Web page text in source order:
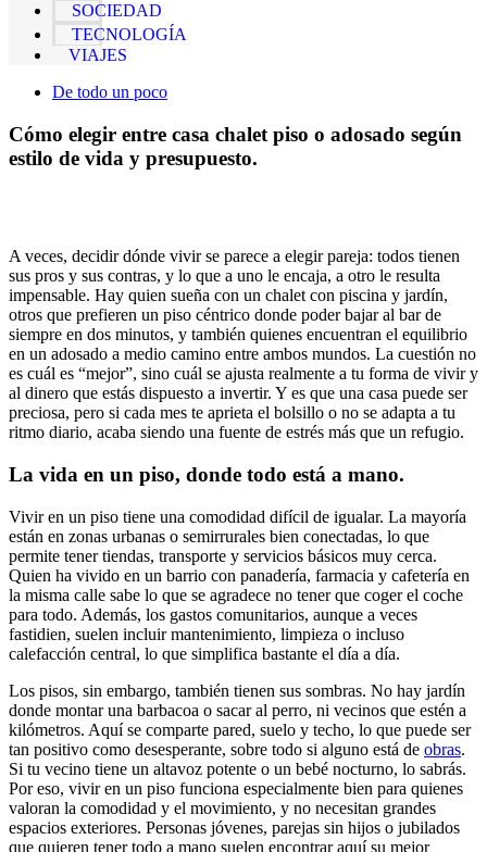
SOCIEDAD
TECNOLOGÍA
VIAJES
De todo un poco
Cómo elegir entre casa chalet piso o adosado según
estilo de vida y presupuesto.
A veces, decidir dónde vivir se parece a elegir pareja: todos tienen
sus pros y sus contras, y lo que a uno le encaja, a otro le resulta
impensable. Hay quien sueña con un chalet con piscina y jardín,
otros que prefieren un piso céntrico donde poder bajar al bar de
siempre en dos minutos, y también quienes encuentran el equilibrio
en un adosado a medio camino entre ambos mundos. La cuestión no
es cuál es “mejor”, sino cuál se ajusta realmente a tu forma de vivir y
al dinero que estás dispuesto a invertir. Y es que una casa puede ser
preciosa, pero si cada mes te aprieta el bolsillo o no se adapta a tu
ritmo diario, acaba siendo una fuente de estrés más que un refugio.
La vida en un piso, donde todo está a mano.
Vivir en un piso tiene una comodidad difícil de igualar. La mayoría
están en zonas urbanas o semirrurales bien conectadas, lo que
permite tener tiendas, transporte y servicios básicos muy cerca.
Quien ha vivido en un barrio con panadería, farmacia y cafetería en
la misma calle sabe lo que se agradece no tener que coger el coche
para todo. Además, los gastos comunitarios, aunque a veces
fastidien, suelen incluir mantenimiento, limpieza o incluso
calefacción central, lo que simplifica bastante el día a día.
Los pisos, sin embargo, también tienen sus sombras. No hay jardín
donde montar una barbacoa o sacar al perro, ni vecinos que estén a
kilómetros. Aquí se comparte pared, suelo y techo, lo que puede ser
tan positivo como desesperante, sobre todo si alguno está de obras.
Si tu vecino tiene un altavoz potente o un bebé nocturno, lo sabrás.
Por eso, vivir en un piso funciona especialmente bien para quienes
valoran la comodidad y el movimiento, y no necesitan grandes
espacios exteriores. Personas jóvenes, parejas sin hijos o jubilados
que quieren tener todo a mano suelen encontrar aquí su mejor